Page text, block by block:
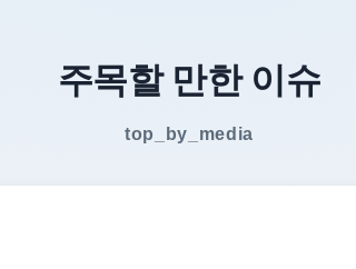
주목할 만한 이슈
top_by_media